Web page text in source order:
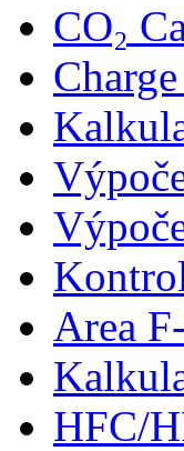
CO₂
Area
HFC/